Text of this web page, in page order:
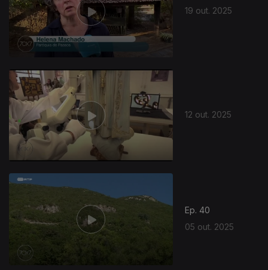
19 out. 2025
12 out. 2025
Ep. 40
05 out. 2025